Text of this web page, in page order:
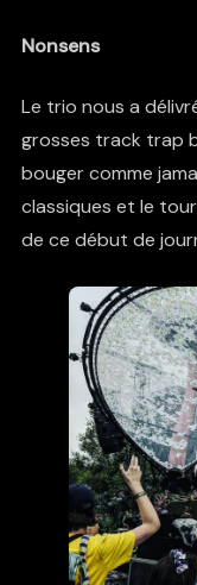
Nonsens
Le trio nous a
grosses track trap
bouger comme
classiques et le
de ce début de